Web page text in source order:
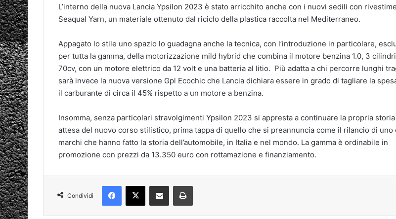
L’interno della nuova Lancia Ypsilon 2023 è stato arricchito anche con i nuovi sedili con
Seaqual Yarn, un materiale ottenuto dal riciclo della plastica raccolta nel Mediterraneo.
Appagato lo stile uno spazio lo guadagna anche la tecnica, con l’introduzione in particolare,
per tutta la gamma, della motorizzazione mild hybrid che combina il motore benzina 1.0, 3
70cv, con un motore elettrico da 12 volt e una batteria al litio. Più adatta a chi percorre lunghi
sarà invece la nuova versione Gpl Ecochic che Lancia dichiara essere in grado di tagliare la
il carburante di circa il 45% rispetto a un motore a benzina.
Insomma, senza particolari stravolgimenti Ypsilon 2023 si appresta a continuare la propria
attesa del nuovo corso stilistico, prima tappa di quello che si preannuncia come il rilancio di uno
marchi che hanno fatto la storia dell’automobile, in Italia e nel mondo. La gamma è ordinabile in
promozione con prezzi da 13.350 euro con rottamazione e finanziamento.
Condividi